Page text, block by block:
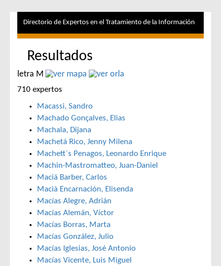
Directorio de Expertos en el Tratamiento de la Información
Resultados
letra M
710 expertos
Macassi, Sandro
Machado Gonçalves, Elias
Machala, Dijana
Machetá Rico, Jenny Milena
Machett´s Penagos, Leonardo Enrique
Machin-Mastromatteo, Juan-Daniel
Maciá Barber, Carlos
Macià Encarnación, Elisenda
Macías Alegre, Adrián
Macías Alemán, Víctor
Macías Borras, Marta
Macías González, Julio
Macías Iglesias, José Antonio
Macías Vicente, Luis Miguel